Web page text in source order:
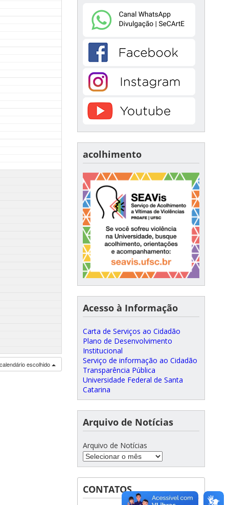
escolhido
acolhimento
Acesso à Informação
Carta de Serviços ao Cidadão
Plano de Desenvolvimento
Institucional
Serviço de informação ao Cidadão
Transparência Pública
Universidade Federal de Santa
Catarina
Arquivo de Notícias
Arquivo de Notícias
CONTATOS